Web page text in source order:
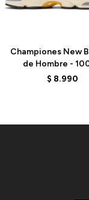
Championes New
de Hombre -
M1000CA - SEA
$ 8.990